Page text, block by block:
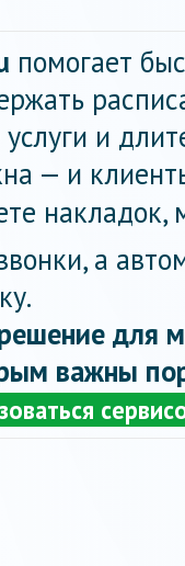
помогает
и
— и
а
для
важны